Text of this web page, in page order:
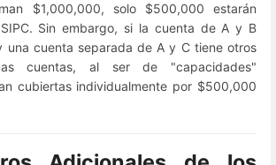
$1,000,000, solo $500,000 estarán
Sin embargo, si la cuenta de A y B
cuenta separada de A y C tiene otros
cuentas, al ser de "capacidades"
cubiertas individualmente por $500,000